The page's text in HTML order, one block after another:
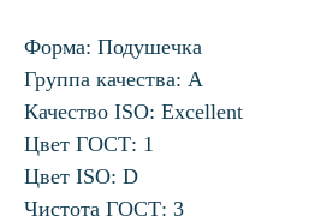
Форма: Подушечка
Группа качества: А
Качество ISO: Excellent
Цвет ГОСТ: 1
Цвет ISO: D
Чистота ГОСТ: 3